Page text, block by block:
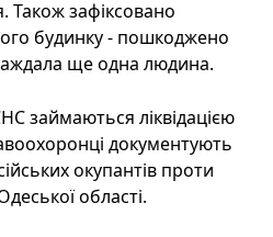
Також зафіксовано
будинку - пошкоджено
ще одна людина.
займаються ліквідацією
документують
окупантів проти
області.